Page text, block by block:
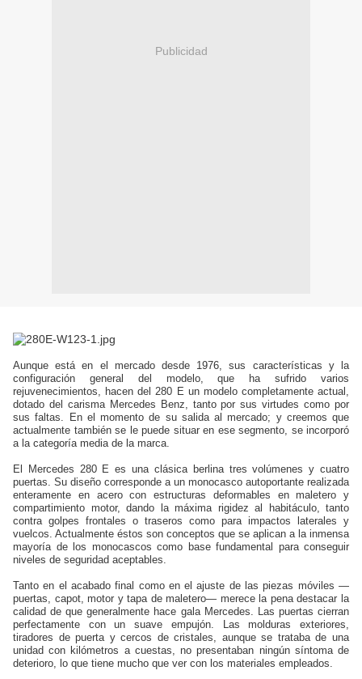
Publicidad
Aunque está en el mercado desde 1976, sus características y la
configuración general del modelo, que ha sufrido varios
rejuvenecimientos, hacen del 280 E un modelo completamente actual,
dotado del carisma Mercedes Benz, tanto por sus virtudes como por
sus faltas. En el momento de su salida al mercado; y creemos que
actualmente también se le puede situar en ese segmento, se incorporó
a la categoría media de la marca.
El Mercedes 280 E es una clásica berlina tres volúmenes y cuatro
puertas. Su diseño corresponde a un monocasco autoportante realizada
enteramente en acero con estructuras deformables en maletero y
compartimiento motor, dando la máxima rigidez al habitáculo, tanto
contra golpes frontales o traseros como para impactos laterales y
vuelcos. Actualmente éstos son conceptos que se aplican a la inmensa
mayoría de los monocascos como base fundamental para conseguir
niveles de seguridad aceptables.
Tanto en el acabado final como en el ajuste de las piezas móviles —
puertas, capot, motor y tapa de maletero— merece la pena destacar la
calidad de que generalmente hace gala Mercedes. Las puertas cierran
perfectamente con un suave empujón. Las molduras exteriores,
tiradores de puerta y cercos de cristales, aunque se trataba de una
unidad con kilómetros a cuestas, no presentaban ningún síntoma de
deterioro, lo que tiene mucho que ver con los materiales empleados.